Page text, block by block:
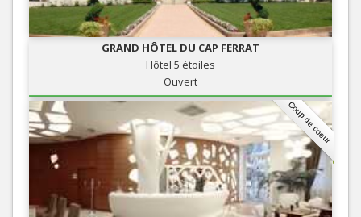
GRAND HÔTEL DU CAP FERRAT
Hôtel 5 étoiles
Ouvert
Coup de coeur